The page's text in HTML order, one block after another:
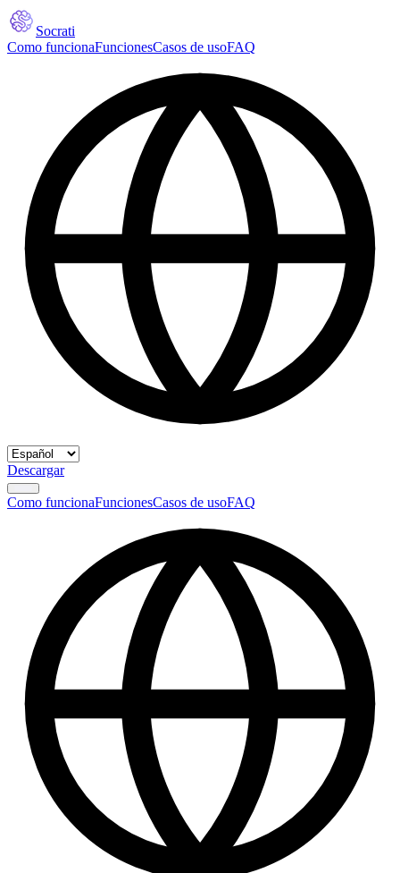
Socrati
Como funcionaFuncionesCasos de usoFAQ
Descargar
Como funcionaFuncionesCasos de usoFAQ